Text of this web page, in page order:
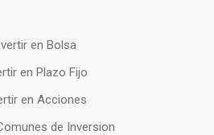
en Bolsa
en Plazo Fijo
en Acciones
de Inversion